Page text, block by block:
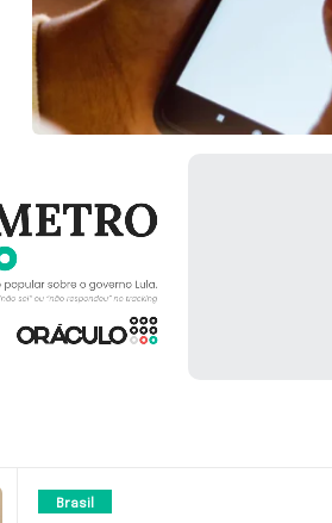
Brasil